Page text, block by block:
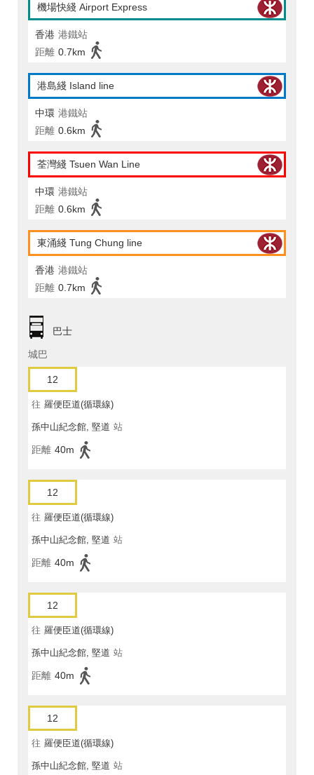
機場快綫 Airport Express
香港 港鐵站
距離 0.7km
港島綫 Island line
中環 港鐵站
距離 0.6km
荃灣綫 Tsuen Wan Line
中環 港鐵站
距離 0.6km
東涌綫 Tung Chung line
香港 港鐵站
距離 0.7km
巴士
城巴
12
往 羅便臣道(循環線)
孫中山紀念館, 堅道 站
距離 40m
12
往 羅便臣道(循環線)
孫中山紀念館, 堅道 站
距離 40m
12
往 羅便臣道(循環線)
孫中山紀念館, 堅道 站
距離 40m
12
往 羅便臣道(循環線)
孫中山紀念館, 堅道 站